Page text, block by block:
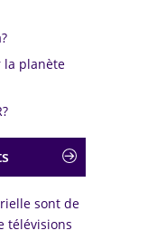
la planète
sont de
télévisions